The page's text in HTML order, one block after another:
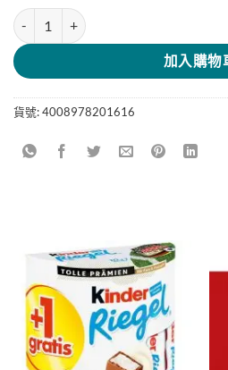
Benzin 100 - 140 (Reinigung) Fischar 數
加入購物
貨號:4008978201616